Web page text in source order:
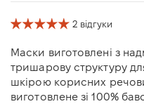
2 відгуки
Маски виготовлені з
тришарову структуру
шкірою корисних
виготовлене зі 100%